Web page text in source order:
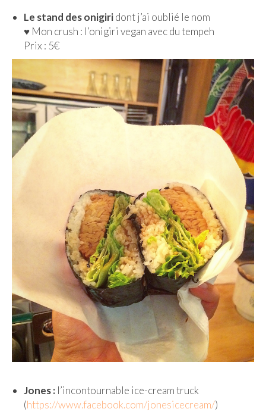
Le stand des onigiridont j’ai oublié le nom
♥︎ Mon crush : l’onigiri vegan avec du tempeh
Prix : 5€
Jones : l’incontournable ice-cream truck
(https://www.facebook.com/jonesicecream/)